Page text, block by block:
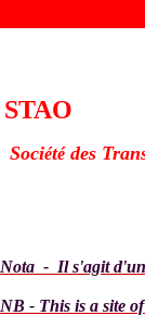
STAO
Sociétédes
Nota - Il s'agit d'un
NB - This is a site